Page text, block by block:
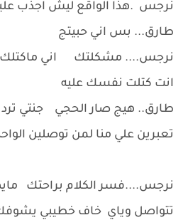
نرجس .هذا الواقع ليش اجذب
طارق... بس اني حبيتج
نرجس.... مشكلتك اني ماكتلك
انت كتلت نفسك عليه
طارق.. هيج صار الحجي جنتي
تعبرين علي منا لمن توصلين
نرجس....فسر الكلام براحتك
تتواصل وياي خاف خطيبي